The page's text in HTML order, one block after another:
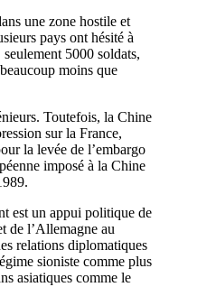
une zone hostile et
pays ont hésité à
5000 soldats,
moins que
Toutefois, la Chine
sur la France,
la levée de l’embargo
imposé à la Chine
est un appui politique de
de l’Allemagne au
relations diplomatiques
sioniste comme plus
asiatiques comme le